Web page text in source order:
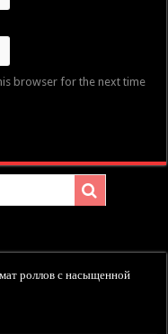
browser for the next time
роллов с насыщенной